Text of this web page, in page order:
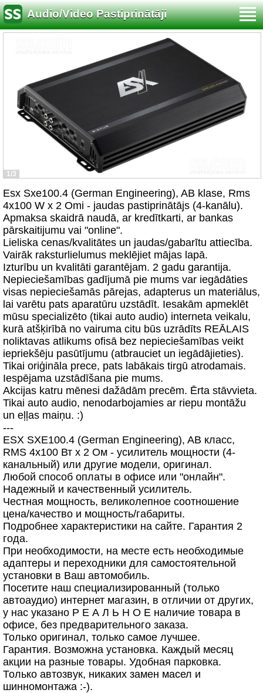
Audio/Video Pastiprinātāji
1/3
Esx Sxe100.4 (German Engineering), AB klase, Rms
4x100 W x 2 Omi - jaudas pastiprinātājs (4-kanālu).
Apmaksa skaidrā naudā, ar kredītkarti, ar bankas
pārskaitijumu vai "online".
Lieliska cenas/kvalitātes un jaudas/gabarītu attiecība.
Vairāk raksturlielumus meklējiet mājas lapā.
Izturību un kvalitāti garantējam. 2 gadu garantija.
Nepieciešamības gadījumā pie mums var iegādāties
visas nepieciešamās pārejas, adapterus un materiālus,
lai varētu pats aparatūru uzstādīt. Iesakām apmeklēt
mūsu specializēto (tikai auto audio) interneta veikalu,
kurā atšķirībā no vairuma citu būs uzrādīts REĀLAIS
noliktavas atlikums ofisā bez nepieciešamības veikt
iepriekšēju pasūtījumu (atbrauciet un iegādājieties).
Tikai oriģināla prece, pats labākais tirgū atrodamais.
Iespējama uzstādīšana pie mums.
Akcijas katru mēnesi dažādām precēm. Ērta stāvvieta.
Tikai auto audio, nenodarbojamies ar riepu montāžu
un eļļas maiņu. :)
---
ESX SXE100.4 (German Engineering), AB класс,
RMS 4x100 Вт x 2 Ом - усилитель мощности (4-
канальный) или другие модели, оригинал.
Любой способ оплаты в офисе или "онлайн".
Надежный и качественный усилитель.
Честная мощность, великолепное соотношение
цена/качество и мощность/габариты.
Подробнее характеристики на сайте. Гарантия 2
года.
При необходимости, на месте есть необходимые
адаптеры и переходники для самостоятельной
установки в Ваш автомобиль.
Посетите наш специализированный (только
автоаудио) интернет магазин, в отличии от других,
у нас указано Р Е А Л Ь Н О Е наличие товара в
офисе, без предварительного заказа.
Только оригинал, только самое лучшее.
Гарантия. Возможна установка. Каждый месяц
акции на разные товары. Удобная парковка.
Только автозвук, никаких замен масел и
шинномонтажа :-).